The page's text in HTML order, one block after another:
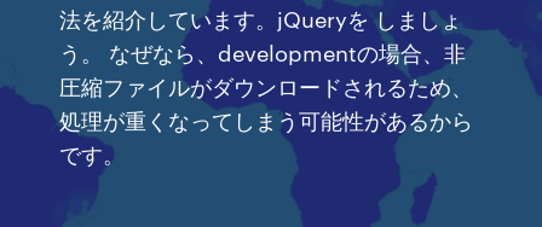
法を紹介しています。jQueryを しましょ
う。 なぜなら、developmentの場合、非
圧縮ファイルがダウンロードされるため、
処理が重くなってしまう可能性があるから
です。